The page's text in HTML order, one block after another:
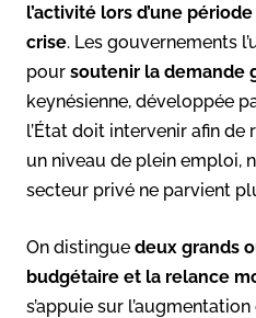
l’activité lors d’une
crise. Les gouvernements
pour soutenir la demande
keynésienne, développée
l’État doit intervenir afin de
un niveau de plein emploi,
secteur privé ne parvient
On distingue deux grands
budgétaire et la relance
s’appuie sur